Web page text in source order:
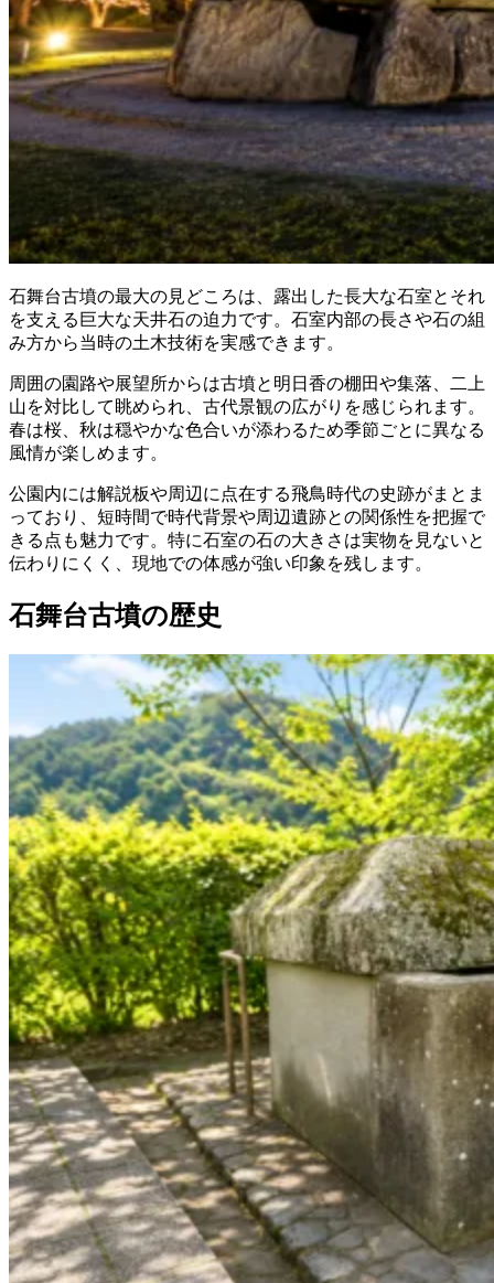
石舞台古墳の最大の見どころは、露出した長大な石室とそれ
を支える巨大な天井石の迫力です。石室内部の長さや石の組
み方から当時の土木技術を実感できます。
周囲の園路や展望所からは古墳と明日香の棚田や集落、二上
山を対比して眺められ、古代景観の広がりを感じられます。
春は桜、秋は穏やかな色合いが添わるため季節ごとに異なる
風情が楽しめます。
公園内には解説板や周辺に点在する飛鳥時代の史跡がまとま
っており、短時間で時代背景や周辺遺跡との関係性を把握で
きる点も魅力です。特に石室の石の大きさは実物を見ないと
伝わりにくく、現地での体感が強い印象を残します。
石舞台古墳の歴史